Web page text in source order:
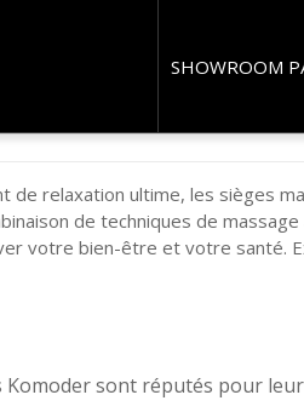
SHOWROOM
de relaxation ultime, les sièges
de techniques de massage
votre bien-être et votre santé.
Komoder sont réputés pour